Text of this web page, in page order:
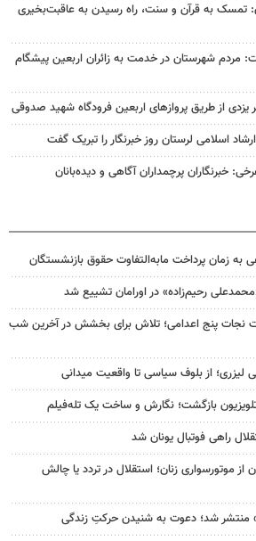
تمسک به قرآن و سنت، راه رسیدن به عاقبت‌بخیری
مردم شهرستان در خدمت به زائران اربعین پیشگام
اسلامی لرستان روز خبرنگار را تبریک گفت
خبرنگاران پرچمداران آگاهی و دیده‌بانان
به زمان پرداخت مابه‌التفاوت حقوق بازنشستگان
رحیم‌زاده» در اورامان تشییع شد
نجات پنج اعدامی؛ تلاش برای بخشش در آخرین شب
از بلوف سیاسی تا واقعیت میدانی
تلویزیون بازگشت؛ نگارش و ساخت یک تله‌فیلم
راهی فوتبال یونان شد
موتورسواری زنان؛ استقلال در تردد یا چالش
منتشر شد؛ دعوت به شنیدن حرکتِ زندگی